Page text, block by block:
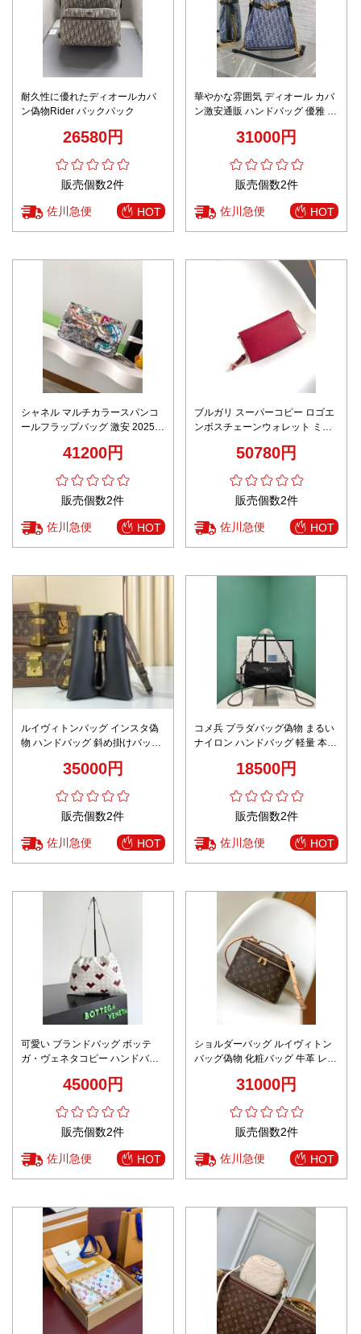
耐久性に優れたディオールカバ
ン偽物Rider バックパック
26580円
販売個数2件
佐川急便 HOT
華やかな雰囲気 ディオール カバ
ン激安通販 ハンドバッグ 優雅 フ
31000円
販売個数2件
佐川急便 HOT
シャネル マルチカラースパンコ
ールフラップバッグ 激安 2025新
感仕上げ 上質感 圧倒的な再現度
41200円
販売個数2件
佐川急便 HOT
ブルガリ スーパーコピー ロゴエ
ンボスチェーンウォレット ミニ
50780円
販売個数2件
佐川急便 HOT
ルイヴィトンバッグ インスタ偽
物 ハンドバッグ 斜め掛けバッグ
35000円
販売個数2件
佐川急便 HOT
コメ兵 プラダバッグ偽物 まるい
ナイロン ハンドバッグ 軽量 本革
18500円
販売個数2件
佐川急便 HOT
可愛い ブランドバッグ ボッテ
ガ・ヴェネタコピー ハンドバッ
45000円
販売個数2件
佐川急便 HOT
ショルダーバッグ ルイヴィトン
バッグ偽物 化粧バッグ 牛革 レザ
31000円
販売個数2件
佐川急便 HOT